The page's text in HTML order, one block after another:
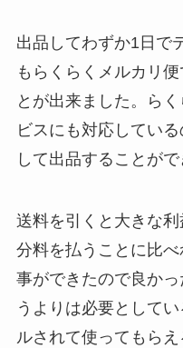
出品してわずか1日で
もらくらくメルカリ
とが出来ました。ら
ビスにも対応してい
して出品することがで
送料を引くと大きな
分料を払うことに比
事ができたので良か
うよりは必要として
ルされて使ってもら